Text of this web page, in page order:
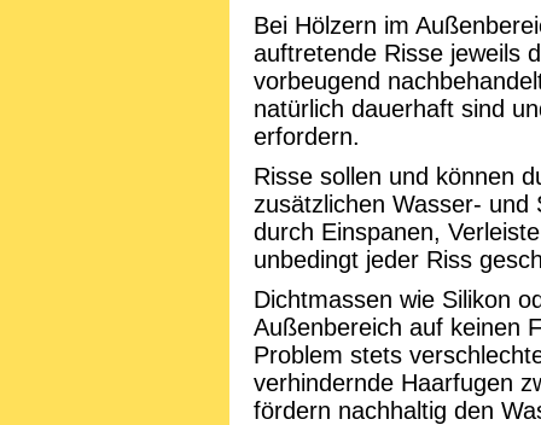
Bei Hölzern im
auftretende Risse jeweils
vorbeugend
natürlich dauerhaft sind
erfordern.
Risse sollen und können
zusätzlichen Wasser-
durch Einspanen,
unbedingt jeder Riss
Dichtmassen wie Silikon
Außenbereich auf keinen
Problem stets
verhindernde Haarfugen
fördern nachhaltig den